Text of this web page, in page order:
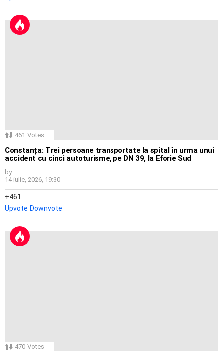
461 Votes
Constanța: Trei persoane transportate la spital în urma unui
accident cu cinci autoturisme, pe DN 39, la Eforie Sud
by
14 iulie, 2026, 19:30
461
Upvote Downvote
470 Votes